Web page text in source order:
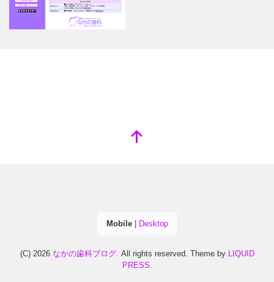
Mobile| Desktop
(C) 2026 なかの歯科ブログ. All rights reserved. Theme by LIQUID
PRESS